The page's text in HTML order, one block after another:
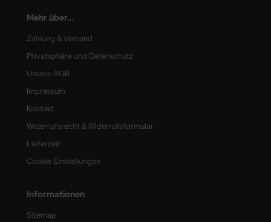
Mehr über...
Zahlung & Versand
Privatsphäre und Datenschutz
Unsere AGB
Impressum
Kontakt
Widerrufsrecht & Widerrufsformular
Lieferzeit
Cookie Einstellungen
Informationen
Sitemap